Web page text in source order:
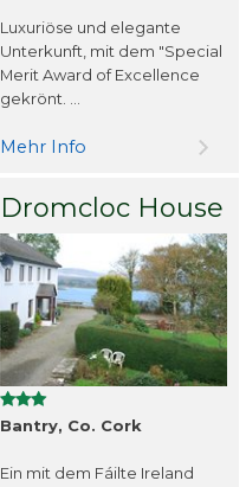
Luxuriöse und elegante
Unterkunft, mit dem "Special
Merit Award of Excellence
gekrönt. ...
Mehr Info
Dromcloc House
Bantry, Co. Cork
Ein mit dem Fáilte Ireland